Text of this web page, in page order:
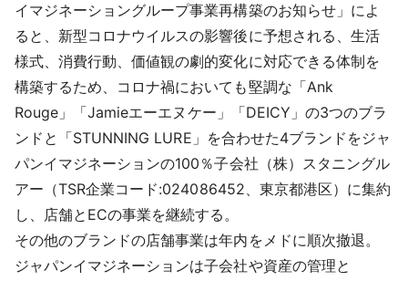
イマジネーショングループ事業再構築のお知らせ」によ
ると、新型コロナウイルスの影響後に予想される、生活
様式、消費行動、価値観の劇的変化に対応できる体制を
構築するため、コロナ禍においても堅調な「Ank
Rouge」「Jamieエーエヌケー」「DEICY」の3つのブラ
ンドと「STUNNING LURE」を合わせた4ブランドをジャ
パンイマジネーションの100％子会社（株）スタニングル
アー（TSR企業コード:024086452、東京都港区）に集約
し、店舗とECの事業を継続する。
その他のブランドの店舗事業は年内をメドに順次撤退。
ジャパンイマジネーションは子会社や資産の管理と